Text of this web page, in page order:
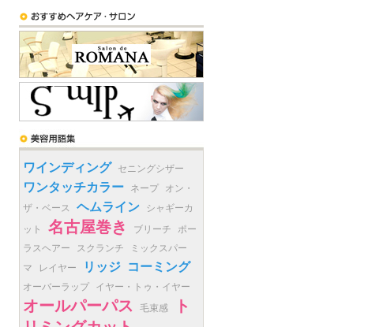
ワインディング セニングシザー
ワンタッチカラー ネープ
オン・
ザ・ベース
ヘムライン
シャギーカ
ット
名古屋巻き ブリーチ
ポー
ラスヘアー
スクランチ
ミックスパー
マ
レイヤー リッジ コーミング
オーバーラップ イヤー・トゥ・イヤー
オールパーパス 毛束感
ト